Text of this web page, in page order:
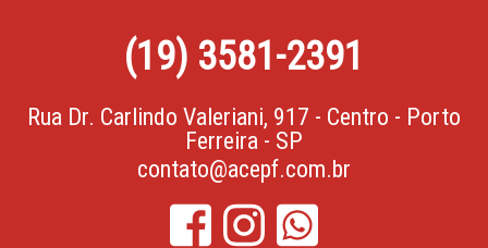
(19) 3581-2391
Rua Dr. Carlindo Valeriani, 917 - Centro - Porto
Ferreira - SP
contato@acepf.com.br